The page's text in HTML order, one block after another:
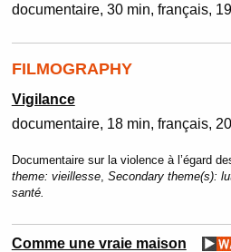
documentaire 30 min français
FILMOGRAPHY
Vigilance
documentaire 18 min français
Documentaire sur la violence à l’égard
theme: vieillesse, Secondary theme(s):
santé.
Comme une vraie maison